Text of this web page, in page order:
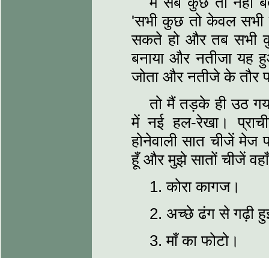
'सभी कुछ तो केवल
सकते हो और तब सभी
बनाया और नतीजा यह
जोता और नतीजे के तौर
तो मैं तड़के ही उठ
में नई हल-रेखा।
होनेवाली सात चीजें मेज
हूँ और मुझे सातों चीजें
1. कोरा कागज।
2. अच्‍छे ढंग से गढ़ी
3. माँ का फोटो।